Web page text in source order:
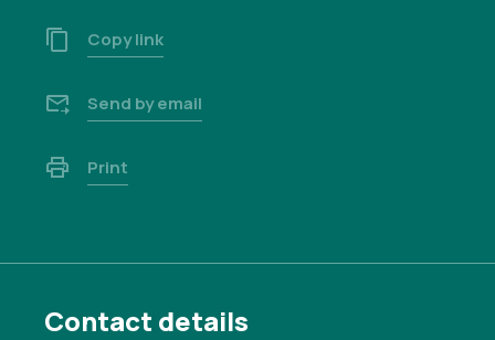
Copy link
Send by email
Print
Contact details